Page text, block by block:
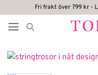
content
Fri frakt över 799 kr -